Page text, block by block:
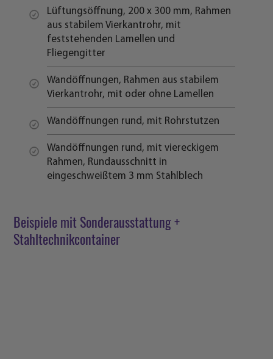
Lüftungsöffnung, 200 x 300 mm, Rahmen
aus stabilem Vierkantrohr, mit
feststehenden Lamellen und
Fliegengitter
Wandöffnungen, Rahmen aus stabilem
Vierkantrohr, mit oder ohne Lamellen
Wandöffnungen rund, mit Rohrstutzen
Wandöffnungen rund, mit viereckigem
Rahmen, Rundausschnitt in
eingeschweißtem 3 mm Stahlblech
Beispiele mit Sonderausstattung +
Stahltechnikcontainer